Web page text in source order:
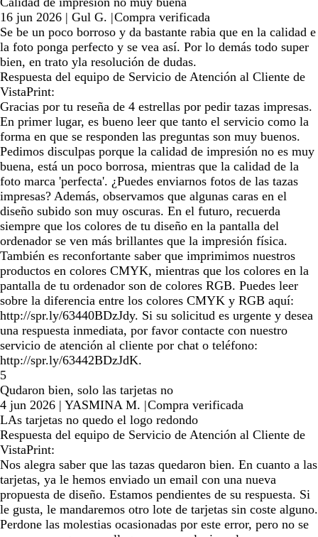
16 jun 2026 | Gul G. |Compra verificada
Se be un poco borroso y da bastante rabia que en la calidad e
la foto ponga perfecto y se vea así. Por lo demás todo super
bien, en trato yla resolución de dudas.
Respuesta del equipo de Servicio de Atención al Cliente de
VistaPrint:
Gracias por tu reseña de 4 estrellas por pedir tazas impresas.
En primer lugar, es bueno leer que tanto el servicio como la
forma en que se responden las preguntas son muy buenos.
Pedimos disculpas porque la calidad de impresión no es muy
buena, está un poco borrosa, mientras que la calidad de la
foto marca 'perfecta'. ¿Puedes enviarnos fotos de las tazas
impresas? Además, observamos que algunas caras en el
diseño subido son muy oscuras. En el futuro, recuerda
siempre que los colores de tu diseño en la pantalla del
ordenador se ven más brillantes que la impresión física.
También es reconfortante saber que imprimimos nuestros
productos en colores CMYK, mientras que los colores en la
pantalla de tu ordenador son de colores RGB. Puedes leer
sobre la diferencia entre los colores CMYK y RGB aquí:
http://spr.ly/63440BDzJdy. Si su solicitud es urgente y desea
una respuesta inmediata, por favor contacte con nuestro
servicio de atención al cliente por chat o teléfono:
http://spr.ly/63442BDzJdK.
5
Qudaron bien, solo las tarjetas no
4 jun 2026 | YASMINA M. |Compra verificada
LAs tarjetas no quedo el logo redondo
Respuesta del equipo de Servicio de Atención al Cliente de
VistaPrint:
Nos alegra saber que las tazas quedaron bien. En cuanto a las
tarjetas, ya le hemos enviado un email con una nueva
propuesta de diseño. Estamos pendientes de su respuesta. Si
le gusta, le mandaremos otro lote de tarjetas sin coste alguno.
Perdone las molestias ocasionadas por este error, pero no se